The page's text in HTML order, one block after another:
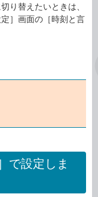
り替えたいときは、
］画面の［時刻と言
で設定しま